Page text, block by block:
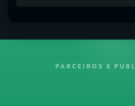
PARCEIROS E